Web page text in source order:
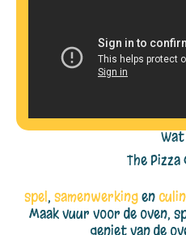
The Pizza
spel, samenwerkingen
Maak vuur voor de oven,
geniet van de